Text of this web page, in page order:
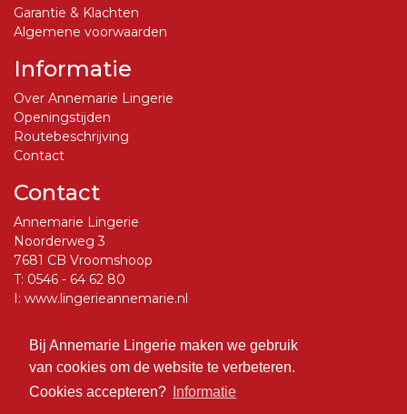
Bij Annemarie Lingerie maken we gebruik
van cookies om de website te verbeteren.
Cookies accepteren?
Informatie
Garantie & Klachten
Algemene voorwaarden
Informatie
Over Annemarie Lingerie
Openingstijden
Routebeschrijving
Contact
Contact
Annemarie Lingerie
Noorderweg 3
7681 CB Vroomshoop
T: 0546 - 64 62 80
I: www.lingerieannemarie.nl
Social Media
Volg ons op Facebook